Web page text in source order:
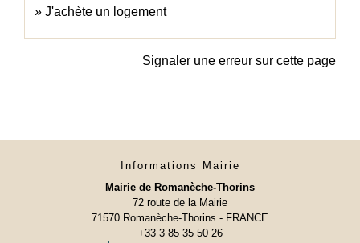
J'achète un logement
Signaler une erreur sur cette page
Informations Mairie
Mairie de Romanèche-Thorins
72 route de la Mairie
71570 Romanèche-Thorins - FRANCE
+33 3 85 35 50 26